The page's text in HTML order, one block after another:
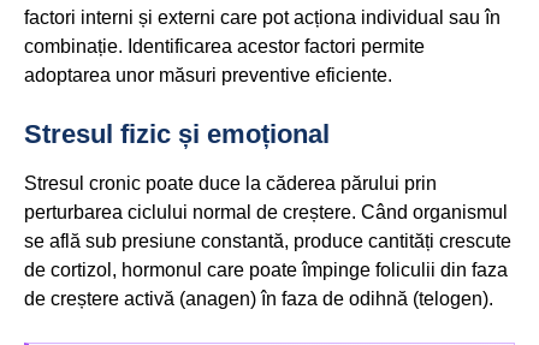
factori interni și externi care pot acționa individual sau în
combinație. Identificarea acestor factori permite
adoptarea unor măsuri preventive eficiente.
Stresul fizic și emoțional
Stresul cronic poate duce la căderea părului prin
perturbarea ciclului normal de creștere. Când organismul
se află sub presiune constantă, produce cantități crescute
de cortizol, hormonul care poate împinge foliculii din faza
de creștere activă (anagen) în faza de odihnă (telogen).